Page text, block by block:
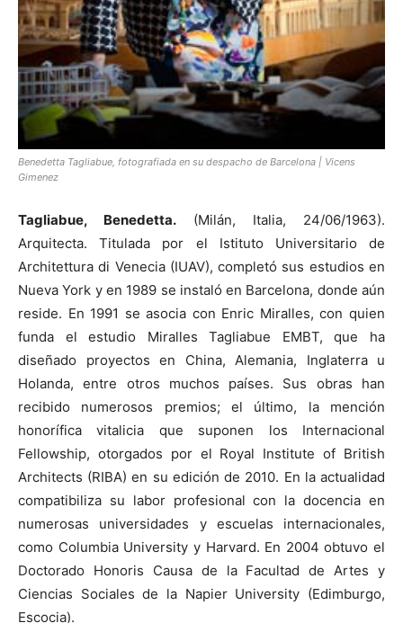
Benedetta Tagliabue, fotografiada en su despacho de Barcelona | Vicens
Gimenez
Tagliabue, Benedetta. (Milán, Italia, 24/06/1963).
Arquitecta. Titulada por el Istituto Universitario de
Architettura di Venecia (IUAV), completó sus estudios en
Nueva York y en 1989 se instaló en Barcelona, donde aún
reside. En 1991 se asocia con Enric Miralles, con quien
funda el estudio Miralles Tagliabue EMBT, que ha
diseñado proyectos en China, Alemania, Inglaterra u
Holanda, entre otros muchos países. Sus obras han
recibido numerosos premios; el último, la mención
honorífica vitalicia que suponen los Internacional
Fellowship, otorgados por el Royal Institute of British
Architects (RIBA) en su edición de 2010. En la actualidad
compatibiliza su labor profesional con la docencia en
numerosas universidades y escuelas internacionales,
como Columbia University y Harvard. En 2004 obtuvo el
Doctorado Honoris Causa de la Facultad de Artes y
Ciencias Sociales de la Napier University (Edimburgo,
Escocia).